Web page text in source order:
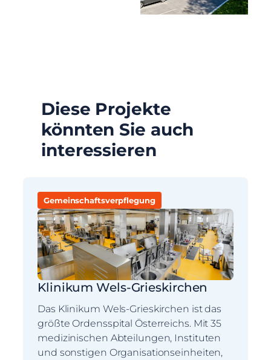
Diese Projekte
könnten Sie auch
interessieren
Gemeinschaftsverpflegung
Klinikum Wels-Grieskirchen
Das Klinikum Wels-Grieskirchen ist das
größte Ordensspital Österreichs. Mit 35
medizinischen Abteilungen, Instituten
und sonstigen Organisationseinheiten,